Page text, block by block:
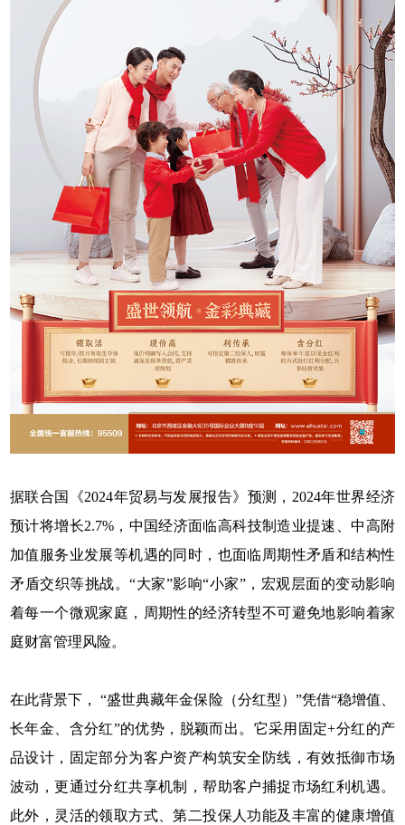
据联合国《2024年贸易与发展报告》预测，2024年世界经济
预计将增长2.7%，中国经济面临高科技制造业提速、中高附
加值服务业发展等机遇的同时，也面临周期性矛盾和结构性
矛盾交织等挑战。“大家”影响“小家”，宏观层面的变动影响
着每一个微观家庭，周期性的经济转型不可避免地影响着家
庭财富管理风险。
在此背景下， “盛世典藏年金保险（分红型）”凭借“稳增值、
长年金、含分红”的优势，脱颖而出。它采用固定+分红的产
品设计，固定部分为客户资产构筑安全防线，有效抵御市场
波动，更通过分红共享机制，帮助客户捕捉市场红利机遇。
此外，灵活的领取方式、第二投保人功能及丰富的健康增值